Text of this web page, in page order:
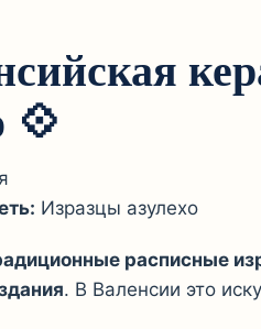
💠
Изразцы азулехо
расписные
. В Валенсии это